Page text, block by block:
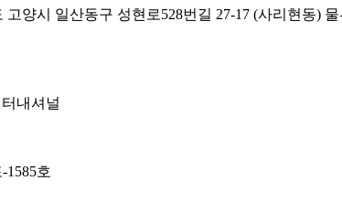
고양시 일산동구 성현로528번길 27-17 (사리현동)
내셔널
1585호